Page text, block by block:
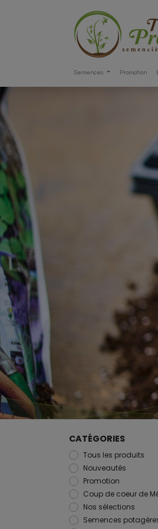
Semences Promotion
CATÉGORIES
Tous les produits
Nouveautés
Promotion
Coup de coeur de
Nos sélections
Semences